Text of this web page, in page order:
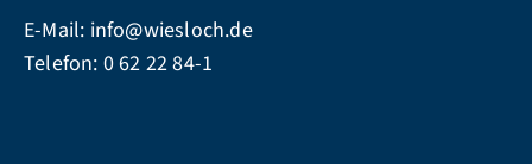
E-Mail: info@wiesloch.de
Telefon: 0 62 22 84-1